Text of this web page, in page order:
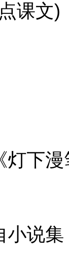
课文)
下漫
说集